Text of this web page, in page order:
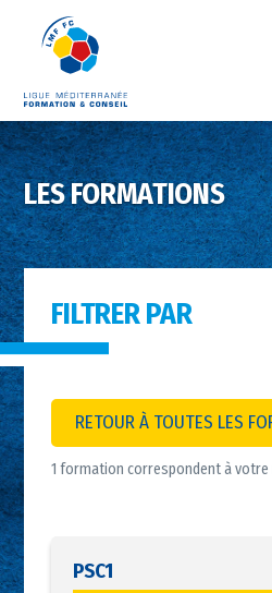
LES FORMATIONS
FILTRER PAR
RETOUR À TOUTES LES
1 formation correspondent à votre
PSC1